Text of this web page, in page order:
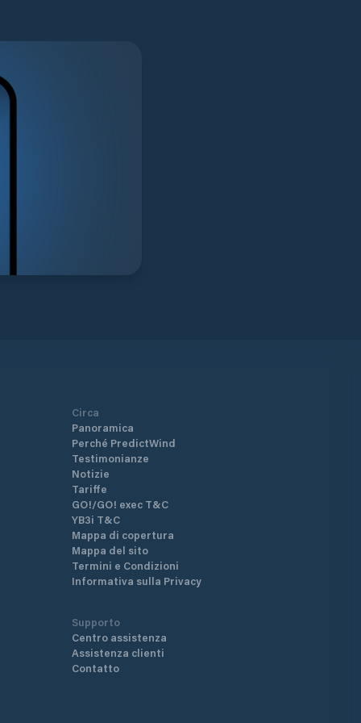
Circa
Panoramica
Perché PredictWind
Testimonianze
Notizie
Tariffe
GO!/GO! exec T&C
YB3i T&C
Mappa di copertura
Mappa del sito
Termini e Condizioni
Informativa sulla Privacy
Supporto
Centro assistenza
Assistenza clienti
Contatto